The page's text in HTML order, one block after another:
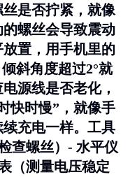
是否拧紧，就像
螺丝会导致震动
置，用手机里的
斜角度超过2°就
源线是否老化，
快时慢”，就像手
充电一样。 工具
查螺丝）- 水平仪
（测量电压稳定